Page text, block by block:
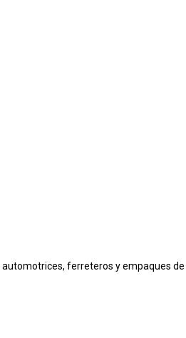
ferreteros y empaques